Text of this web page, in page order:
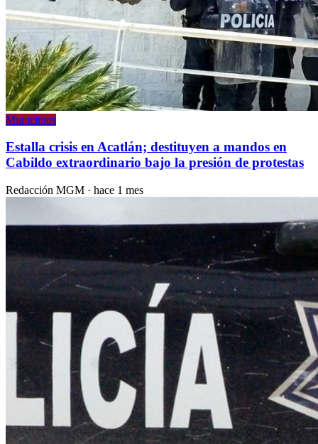
Municipios
Estalla crisis en Acatlán; destituyen a mandos en
Cabildo extraordinario bajo la presión de protestas
Redacción MGM · hace 1 mes